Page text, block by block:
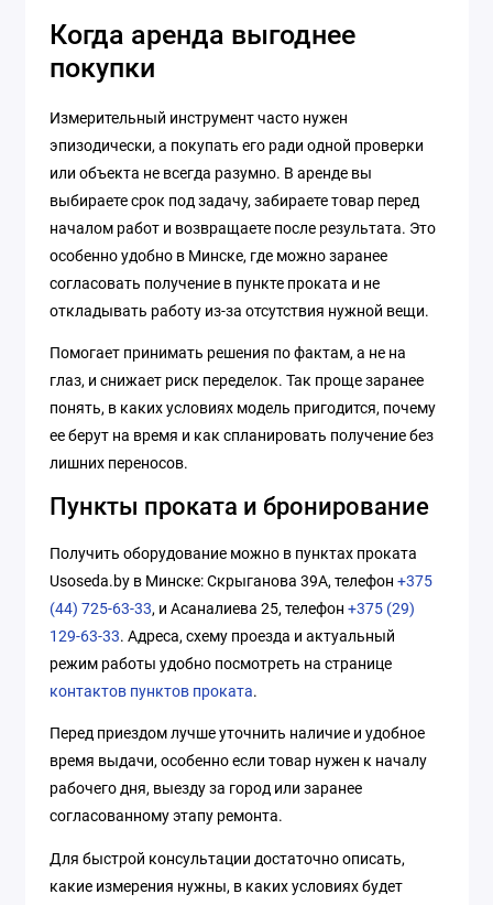
Когда аренда выгоднее
покупки
Измерительный инструмент часто нужен
эпизодически, а покупать его ради одной проверки
или объекта не всегда разумно. В аренде вы
выбираете срок под задачу, забираете товар перед
началом работ и возвращаете после результата. Это
особенно удобно в Минске, где можно заранее
согласовать получение в пункте проката и не
откладывать работу из-за отсутствия нужной вещи.
Помогает принимать решения по фактам, а не на
глаз, и снижает риск переделок. Так проще заранее
понять, в каких условиях модель пригодится, почему
ее берут на время и как спланировать получение без
лишних переносов.
Пункты проката и бронирование
Получить оборудование можно в пунктах проката
Usoseda.by в Минске: Скрыганова 39А, телефон +375
(44) 725-63-33, и Асаналиева 25, телефон +375 (29)
129-63-33. Адреса, схему проезда и актуальный
режим работы удобно посмотреть на странице
контактов пунктов проката.
Перед приездом лучше уточнить наличие и удобное
время выдачи, особенно если товар нужен к началу
рабочего дня, выезду за город или заранее
согласованному этапу ремонта.
Для быстрой консультации достаточно описать,
какие измерения нужны, в каких условиях будет